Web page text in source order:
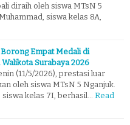
diraih oleh siswa MTsN 5
siswa kelas 8A,
Empat Medali di
Surabaya 2026
(11/5/2026), prestasi luar
oleh siswa MTsN 5 Nganjuk.
siswa kelas 7I, berhasil… Read